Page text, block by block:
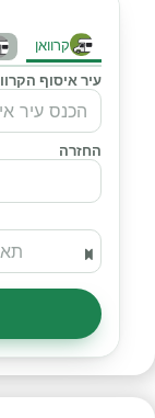
קרוואן
עיר איסוף
החזרה